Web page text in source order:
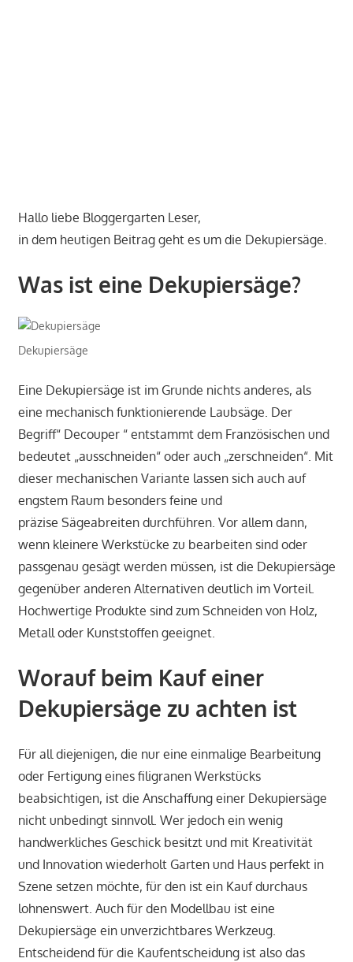
Hallo liebe Bloggergarten Leser,
in dem heutigen Beitrag geht es um die Dekupiersäge.
Was ist eine Dekupiersäge?
Dekupiersäge
Eine Dekupiersäge ist im Grunde nichts anderes, als
eine mechanisch funktionierende Laubsäge. Der
Begriff“ Decouper “ entstammt dem Französischen und
bedeutet „ausschneiden“ oder auch „zerschneiden“. Mit
dieser mechanischen Variante lassen sich auch auf
engstem Raum besonders feine und
präzise Sägeabreiten durchführen. Vor allem dann,
wenn kleinere Werkstücke zu bearbeiten sind oder
passgenau gesägt werden müssen, ist die Dekupiersäge
gegenüber anderen Alternativen deutlich im Vorteil.
Hochwertige Produkte sind zum Schneiden von Holz,
Metall oder Kunststoffen geeignet.
Worauf beim Kauf einer
Dekupiersäge zu achten ist
Für all diejenigen, die nur eine einmalige Bearbeitung
oder Fertigung eines filigranen Werkstücks
beabsichtigen, ist die Anschaffung einer Dekupiersäge
nicht unbedingt sinnvoll. Wer jedoch ein wenig
handwerkliches Geschick besitzt und mit Kreativität
und Innovation wiederholt Garten und Haus perfekt in
Szene setzen möchte, für den ist ein Kauf durchaus
lohnenswert. Auch für den Modellbau ist eine
Dekupiersäge ein unverzichtbares Werkzeug.
Entscheidend für die Kaufentscheidung ist also das